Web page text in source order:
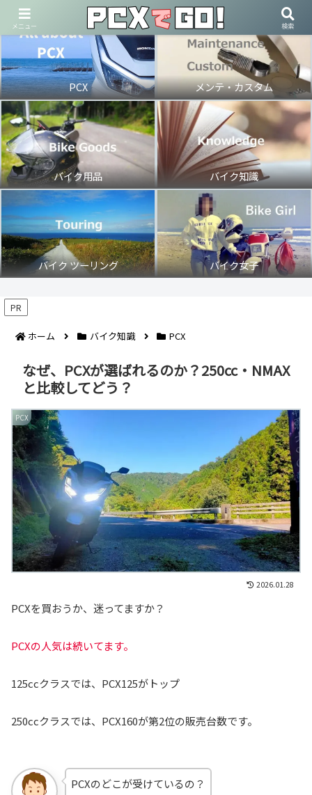
PCX メンテ・カスタム
バイク用品 バイク知識
バイク ツーリング バイク女子
PR
ホーム バイク知識 PCX
なぜ、PCXが選ばれるのか？250cc・NMAX
と比較してどう？
PCX
2026.01.28
PCXを買おうか、迷ってますか？
PCXの人気は続いてます。
125ccクラスでは、PCX125がトップ
250ccクラスでは、PCX160が第2位の販売台数です。
PCXのどこが受けているの？
メニュー 検索